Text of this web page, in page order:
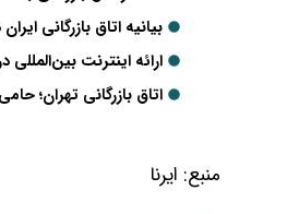
بیانیه اتاق بازرگانی
ارائه اینترنت بین‌المللی
اتاق بازرگانی تهران؛
منبع: ایرنا